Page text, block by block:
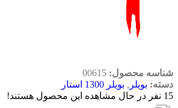
شناسه محصول: 00615
دسته: بویلر , بویلر 1300 استار
15 نفر در حال مشاهده این محصول هستند!